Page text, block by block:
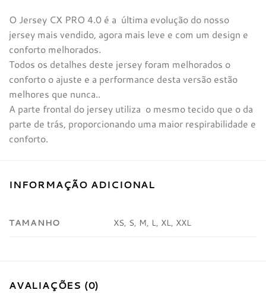
O Jersey CX PRO 4.0 é a última evolução do nosso
jersey mais vendido, agora mais leve e com um design e
conforto melhorados.
Todos os detalhes deste jersey foram melhorados o
conforto o ajuste e a performance desta versão estão
melhores que nunca..
A parte frontal do jersey utiliza o mesmo tecido que o da
parte de trás, proporcionando uma maior respirabilidade e
conforto.
INFORMAÇÃO ADICIONAL
TAMANHO XS, S, M, L, XL, XXL
AVALIAÇÕES (0)